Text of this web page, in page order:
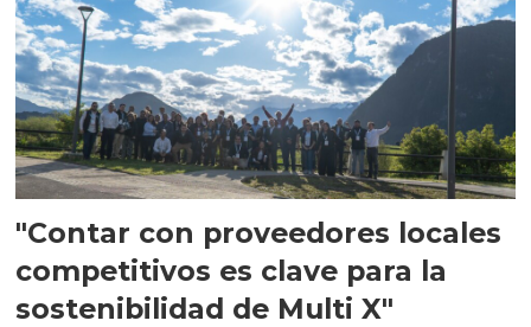
"Contar con proveedores locales
competitivos es clave para la
sostenibilidad de Multi X"